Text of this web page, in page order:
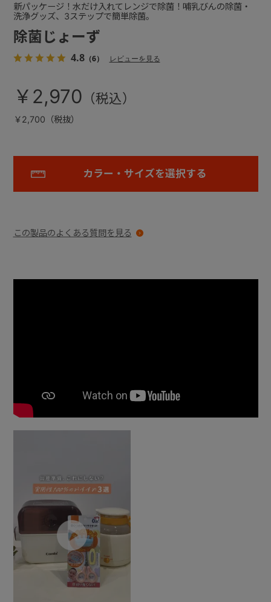
除菌じょーず
4.8（6） レビューを見る
新パッケージ！水だけ入れてレンジで除菌！哺乳びんの除菌・
洗浄グッズ、3ステップで簡単除菌。
￥2,970
￥2,700（税抜）
カラー・サイズを選択する
この製品のよくある質問を見る